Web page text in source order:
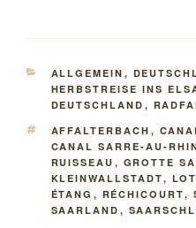
KATEGORIEN
ALLGEMEIN ,
HERBSTREISE INS
DEUTSCHLAND ,
SCHLAGWÖRTER
AFFALTERBACH ,
CANAL SARRE-AU-
RUISSEAU , GROTTE
KLEINWALLSTADT,
ÉTANG , RÉCHICOURT,
SAARLAND ,